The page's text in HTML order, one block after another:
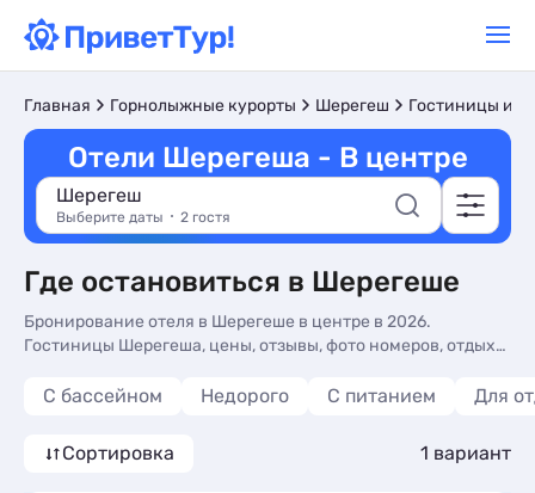
Главная Горнолыжные курорты Шерегеш Гостиницы и
Отели Шерегеша - В центре
Шерегеш
Выберите даты 2 гостя
Где остановиться в Шерегеше
Бронирование отеля в Шерегеше в центре в 2026.
Гостиницы Шерегеша, цены, отзывы, фото номеров, отдых
С бассейном Недорого С питанием Для
Сортировка 1 вариант